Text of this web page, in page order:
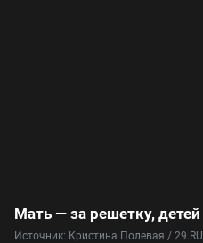
Источник: Кристина Полевая / 29.RU